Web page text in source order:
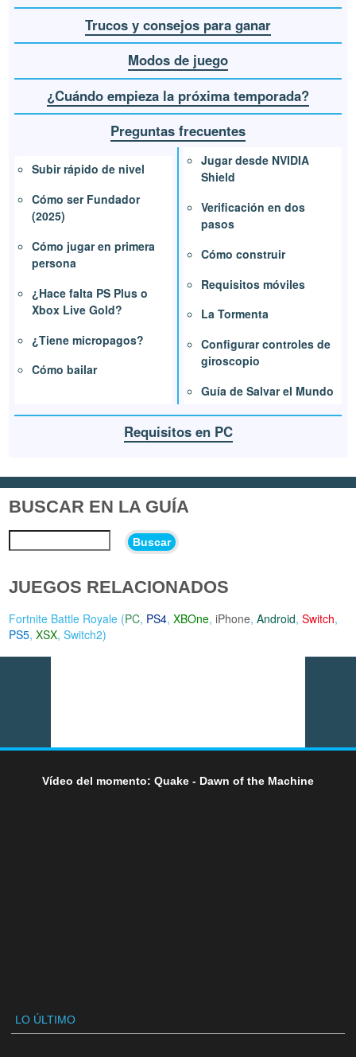
Trucos y consejos para ganar
Modos de juego
¿Cuándo empieza la próxima temporada?
Preguntas frecuentes
Subir rápido de nivel
Cómo ser Fundador
(2025)
Cómo jugar en primera
persona
¿Hace falta PS Plus o
Xbox Live Gold?
¿Tiene micropagos?
Cómo bailar
Jugar desde NVIDIA
Shield
Verificación en dos
pasos
Cómo construir
Requisitos móviles
La Tormenta
Configurar controles de
giroscopio
Guía de Salvar el Mundo
Requisitos en PC
BUSCAR EN LA GUÍA
Buscar
JUEGOS RELACIONADOS
Fortnite Battle Royale (PC, PS4,XBOne,iPhone,Android,Switch,
PS5,XSX,Switch2)
Vídeo del momento: Quake - Dawn of the Machine
LO ÚLTIMO